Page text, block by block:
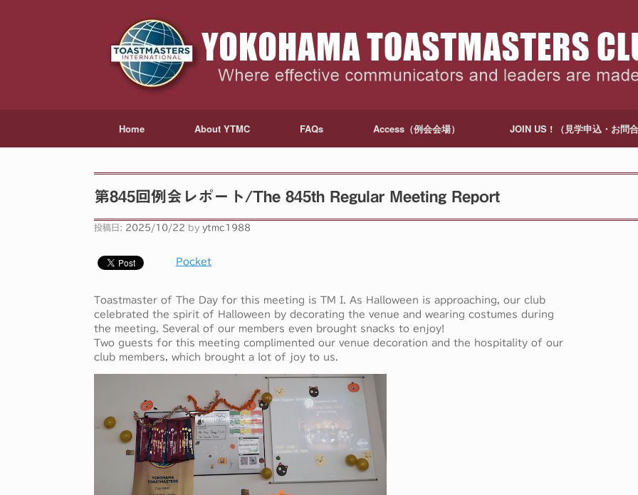
Home About YTMC FAQs Access（例会会場） JOIN US ! （見学申込・お問合
第845回例会レポート/The 845th Regular Meeting Report
投稿日: 2025/10/22 by ytmc1988
Pocket
Toastmaster of The Day for this meeting is TM I. As Halloween is approaching, our club
celebrated the spirit of Halloween by decorating the venue and wearing costumes during
the meeting. Several of our members even brought snacks to enjoy!
Two guests for this meeting complimented our venue decoration and the hospitality of our
club members, which brought a lot of joy to us.